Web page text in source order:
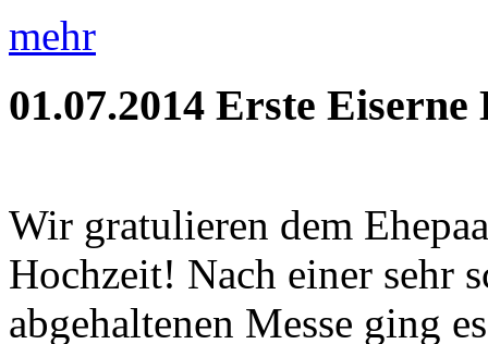
mehr
01.07.2014 Erste Eiserne
Wir gratulieren dem
Hochzeit! Nach einer sehr
abgehaltenen Messe ging